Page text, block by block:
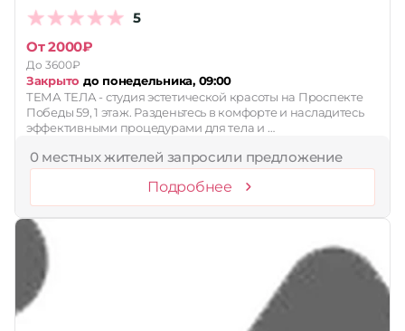
5
От 2000₽
До 3600₽
Закрыто до понедельника, 09:00
ТЕМА ТЕЛА - студия эстетической красоты на Проспекте
Победы 59, 1 этаж. Разденьтесь в комфорте и насладитесь
эффективными процедурами для тела и …
0 местных жителей запросили предложение
Подробнее